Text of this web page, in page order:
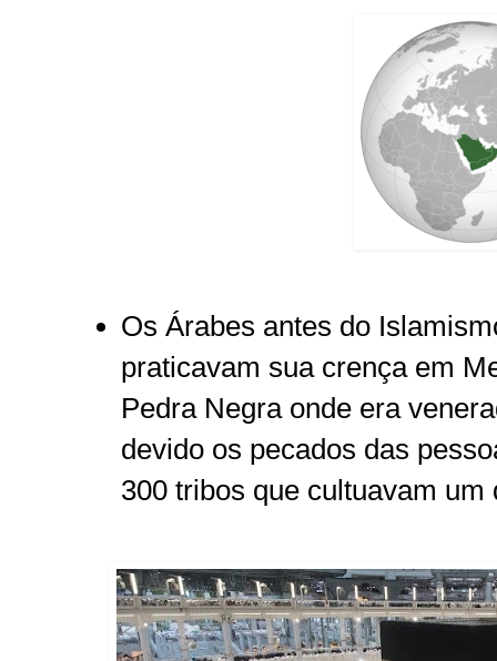
Os Árabes antes do
praticavam sua crença em
Pedra Negra onde era
devido os pecados das
300 tribos que cultuavam